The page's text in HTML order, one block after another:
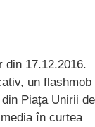
din 17.12.2016.
un flashmob
Piața Unirii de
în curtea